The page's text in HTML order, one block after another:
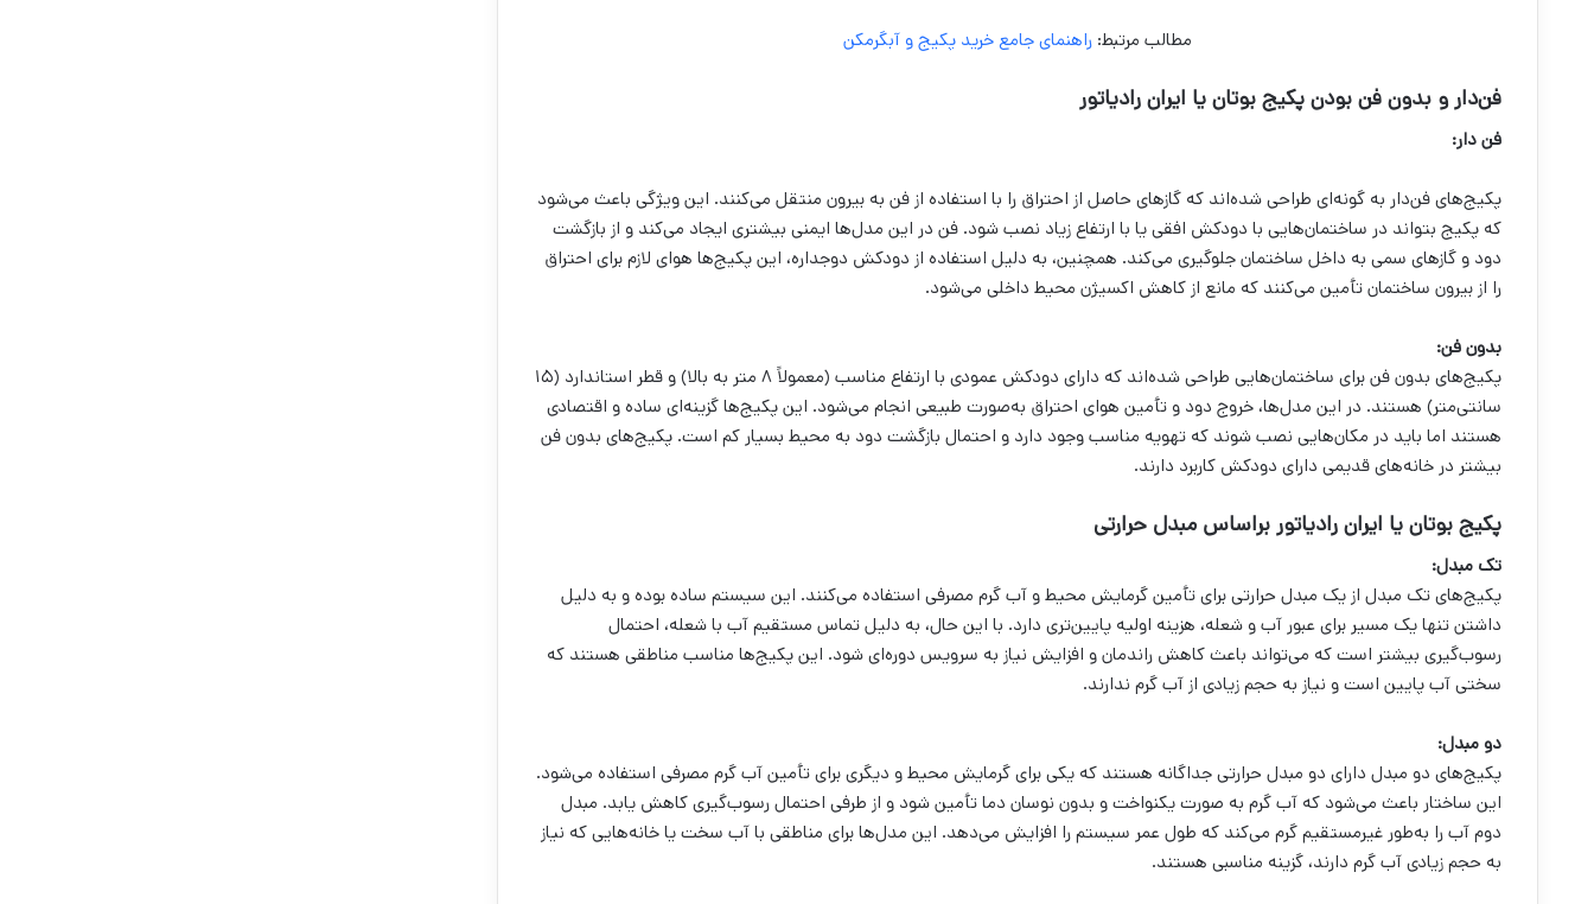
مطالب مرتبط: راهنمای جامع خرید پکیج و آبگرمکن
فن‌دار و بدون فن بودن پکیج بوتان یا ایران رادیاتور
فن دار:
پکیج‌های فن‌دار به گونه‌ای طراحی شده‌اند که گازهای حاصل از احتراق را با استفاده از فن به بیرون منتقل می‌کنند. این ویژگی باعث می‌شود
که پکیج بتواند در ساختمان‌هایی با دودکش افقی یا با ارتفاع زیاد نصب شود. فن در این مدل‌ها ایمنی بیشتری ایجاد می‌کند و از بازگشت
دود و گازهای سمی به داخل ساختمان جلوگیری می‌کند. همچنین، به دلیل استفاده از دودکش دوجداره، این پکیج‌ها هوای لازم برای احتراق
را از بیرون ساختمان تأمین می‌کنند که مانع از کاهش اکسیژن محیط داخلی می‌شود.
بدون فن:
پکیج‌های بدون فن برای ساختمان‌هایی طراحی شده‌اند که دارای دودکش عمودی با ارتفاع مناسب (معمولاً ۸ متر به بالا) و قطر استاندارد (۱۵
سانتی‌متر) هستند. در این مدل‌ها، خروج دود و تأمین هوای احتراق به‌صورت طبیعی انجام می‌شود. این پکیج‌ها گزینه‌ای ساده و اقتصادی
هستند اما باید در مکان‌هایی نصب شوند که تهویه مناسب وجود دارد و احتمال بازگشت دود به محیط بسیار کم است. پکیج‌های بدون فن
بیشتر در خانه‌های قدیمی دارای دودکش کاربرد دارند.
پکیج بوتان یا ایران رادیاتور براساس مبدل حرارتی
تک مبدل:
پکیج‌های تک مبدل از یک مبدل حرارتی برای تأمین گرمایش محیط و آب گرم مصرفی استفاده می‌کنند. این سیستم ساده بوده و به دلیل
داشتن تنها یک مسیر برای عبور آب و شعله، هزینه اولیه پایین‌تری دارد. با این حال، به دلیل تماس مستقیم آب با شعله، احتمال
رسوب‌گیری بیشتر است که می‌تواند باعث کاهش راندمان و افزایش نیاز به سرویس دوره‌ای شود. این پکیج‌ها مناسب مناطقی هستند که
سختی آب پایین است و نیاز به حجم زیادی از آب گرم ندارند.
دو مبدل:
پکیج‌های دو مبدل دارای دو مبدل حرارتی جداگانه هستند که یکی برای گرمایش محیط و دیگری برای تأمین آب گرم مصرفی استفاده می‌شود.
این ساختار باعث می‌شود که آب گرم به صورت یکنواخت و بدون نوسان دما تأمین شود و از طرفی احتمال رسوب‌گیری کاهش یابد. مبدل
دوم آب را به‌طور غیرمستقیم گرم می‌کند که طول عمر سیستم را افزایش می‌دهد. این مدل‌ها برای مناطقی با آب سخت یا خانه‌هایی که نیاز
به حجم زیادی آب گرم دارند، گزینه مناسبی هستند.